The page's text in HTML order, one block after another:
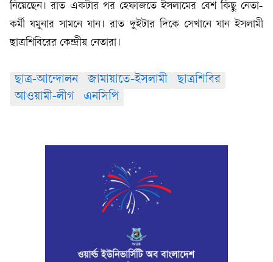
নিয়েছেন। রাত একটার পর হেফাজতে ইসলামের বেশ কিছু নেতা-
কর্মী যমুনার সামনে যান। রাত দুইটার দিকে সেখানে যান ইসলামী
ছাত্রশিবিরের কেন্দ্রীয় নেতারা।
ছাত্র-আন্দোলন জামায়াতে-ইসলামী
ছাত্রশিবির
আওয়ামী-লীগ
এনসিপি